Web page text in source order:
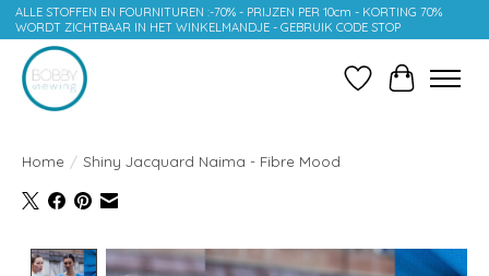
ALLE STOFFEN EN FOURNITUREN :-70% - PRIJZEN PER 10cm - KORTING 70%
WORDT ZICHTBAAR IN HET WINKELMANDJE - GEBRUIK CODE STOP
Verlanglijst
Home / Shiny Jacquard Naima - Fibre Mood
Product image slideshow Items